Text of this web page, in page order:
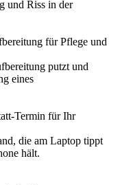
für Pflege und
Termin für Ihr